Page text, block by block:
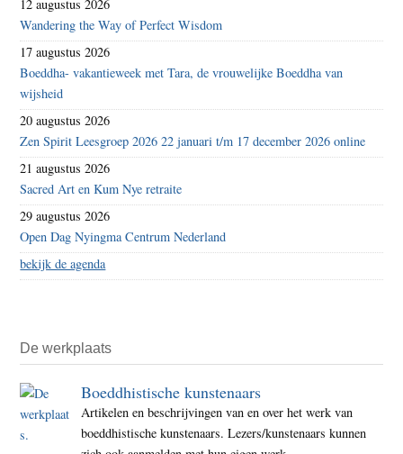
12 augustus 2026
Wandering the Way of Perfect Wisdom
17 augustus 2026
Boeddha- vakantieweek met Tara, de vrouwelijke Boeddha van
wijsheid
20 augustus 2026
Zen Spirit Leesgroep 2026 22 januari t/m 17 december 2026 online
21 augustus 2026
Sacred Art en Kum Nye retraite
29 augustus 2026
Open Dag Nyingma Centrum Nederland
bekijk de agenda
De werkplaats
Boeddhistische kunstenaars
Artikelen en beschrijvingen van en over het werk van
boeddhistische kunstenaars. Lezers/kunstenaars kunnen